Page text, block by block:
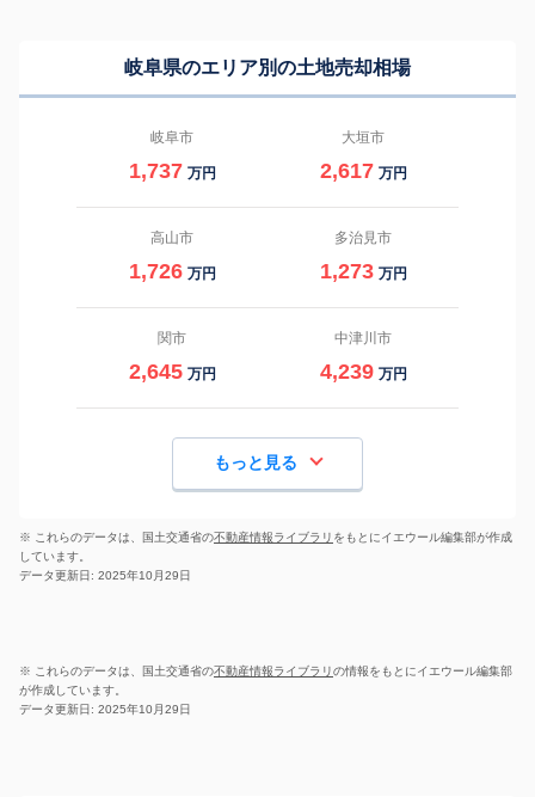
岐阜県のエリア別の土地売却相場
岐阜市
1,737 万円
大垣市
2,617 万円
高山市
1,726 万円
多治見市
1,273 万円
関市
2,645 万円
中津川市
4,239 万円
もっと見る
※ これらのデータは、国土交通省の不動産情報ライブラリ をもとにイエウール編集部が作成
しています。
データ更新日: 2025年10月29日
※ これらのデータは、国土交通省の不動産情報ライブラリの情報をもとにイエウール編集部
が作成しています。
データ更新日: 2025年10月29日